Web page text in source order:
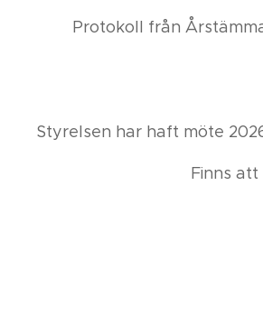
Protokoll från Årstämman
Styrelsen har haft möte
Finns